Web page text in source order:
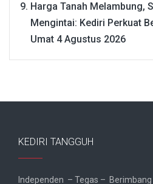
Harga Tanah Melambung,
Mengintai: Kediri Perkuat
Umat 4 Agustus 2026
KEDIRI TANGGUH
Independen – Tegas – Berimbang